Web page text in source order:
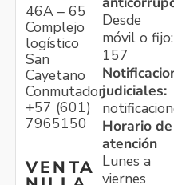
46A – 65
Complejo
logístico
San
Cayetano
Conmutador:
+57 (601)
7965150
VENTA
Desde
móvil o fijo:
157
judiciales:
Horario de
atención
Lunes a
viernes